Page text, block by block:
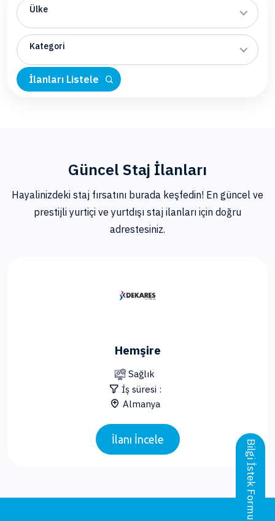
Ülke
Kategori
İlanları Listele
Güncel Staj İlanları
Hayalinizdeki staj fırsatını burada keşfedin! En güncel ve
prestijli yurtiçi ve yurtdışı staj ilanları için doğru
adrestesiniz.
Hemşire
Sağlık
İş süresi :
Almanya
İlanı İncele Bilgi İstek Formu